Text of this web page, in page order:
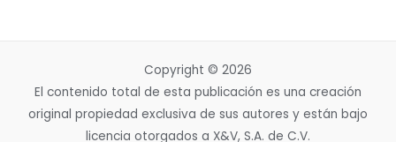
Copyright © 2026
El contenido total de esta publicación es una creación
original propiedad exclusiva de sus autores y están bajo
licencia otorgados a X&V, S.A. de C.V.